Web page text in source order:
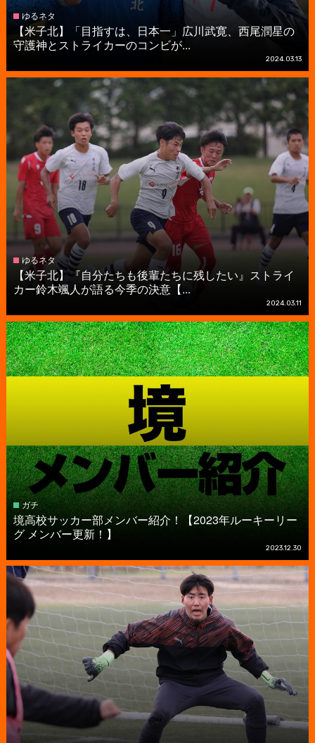
ゆるネタ
【米子北】「目指すは、日本一」広川武寛、西尾潤星の
守護神とストライカーのコンビが...
2024.03.13
ゆるネタ
【米子北】『自分たちも後輩たちに残したい』ストライ
カー鈴木颯人が語る今季の決意【...
2024.03.11
ガチ
境高校サッカー部メンバー紹介！【2023年ルーキーリー
グ メンバー更新！】
2023.12.30